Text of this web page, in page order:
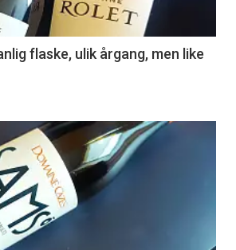
flaske, ulik årgang, men like